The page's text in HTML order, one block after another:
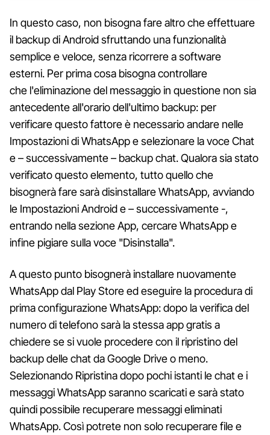
In questo caso, non bisogna fare altro che effettuare
il backup di Android sfruttando una funzionalità
semplice e veloce, senza ricorrere a software
esterni. Per prima cosa bisogna controllare
che l'eliminazione del messaggio in questione non sia
antecedente all'orario dell'ultimo backup: per
verificare questo fattore è necessario andare nelle
Impostazioni di WhatsApp e selezionare la voce Chat
e – successivamente – backup chat. Qualora sia stato
verificato questo elemento, tutto quello che
bisognerà fare sarà disinstallare WhatsApp, avviando
le Impostazioni Android e – successivamente -,
entrando nella sezione App, cercare WhatsApp e
infine pigiare sulla voce "Disinstalla".
A questo punto bisognerà installare nuovamente
WhatsApp dal Play Store ed eseguire la procedura di
prima configurazione WhatsApp: dopo la verifica del
numero di telefono sarà la stessa app gratis a
chiedere se si vuole procedere con il ripristino del
backup delle chat da Google Drive o meno.
Selezionando Ripristina dopo pochi istanti le chat e i
messaggi WhatsApp saranno scaricati e sarà stato
quindi possibile recuperare messaggi eliminati
WhatsApp. Così potrete non solo recuperare file e